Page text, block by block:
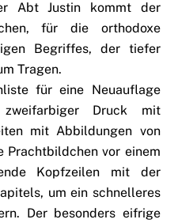
Abt Justin kommt der
für die orthodoxe
Begriffes, der tiefer
Tragen.
für eine Neuauflage
Druck mit
mit Abbildungen von
Prachtbildchen vor einem
Kopfzeilen mit der
um ein schnelleres
Der besonders eifrige